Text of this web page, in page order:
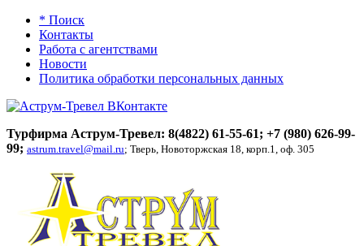
* Поиск
Контакты
Работа с агентствами
Новости
Политика обработки персональных данных
Турфирма Аструм-Тревел: 8(4822) 61-55-61; +7 (980) 626-99-
99; astrum.travel@mail.ru; Тверь, Новоторжская 18, корп.1, оф. 305